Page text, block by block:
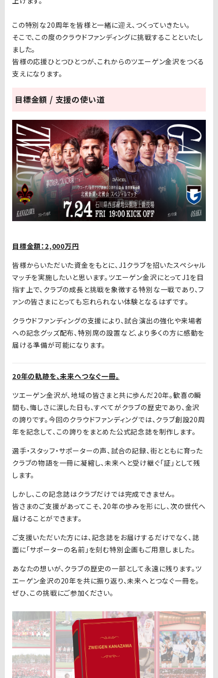
この特別な20周年を皆様と一緒に迎え、つくっていきたい。
そこで、この度のクラウドファンディングに挑戦することといたし
ました。
皆様の応援ひとつひとつが、これからのツエーゲン金沢をつくる
支えになります。
目標金額 / 支援の使い道
目標金額：2,000万円
皆様からいただいた資金をもとに、J1クラブを招いたスペシャル
マッチを実施したいと思います。ツエーゲン金沢にとってJ1を目
指す上で、クラブの成長と挑戦を象徴する特別な一戦であり、フ
ァンの皆さまにとっても忘れられない体験となるはずです。
クラウドファンディングの支援により、試合演出の強化や来場者
への記念グッズ配布、特別席の設置など、より多くの方に感動を
届ける準備が可能になります。
20年の軌跡を、未来へつなぐ一冊。
ツエーゲン金沢が、地域の皆さまと共に歩んだ20年。歓喜の瞬
間も、悔しさに涙した日も、すべてがクラブの歴史であり、金沢
の誇りです。今回のクラウドファンディングでは、クラブ創設20周
年を記念して、この誇りをまとめた公式記念誌を制作します。
選手・スタッフ・サポーターの声、試合の記録、街とともに育った
クラブの物語を一冊に凝縮し、未来へと受け継ぐ「証」として残
します。
しかし、この記念誌はクラブだけでは完成できません。
皆さまのご支援があってこそ、20年の歩みを形にし、次の世代へ
届けることができます。
ご支援いただいた方には、記念誌をお届けするだけでなく、誌
面に「サポーターの名前」を刻む特別企画もご用意しました。
あなたの想いが、クラブの歴史の一部として永遠に残ります。ツ
エーゲン金沢の20年を共に振り返り、未来へとつなぐ一冊を。
ぜひ、この挑戦にご参加ください。